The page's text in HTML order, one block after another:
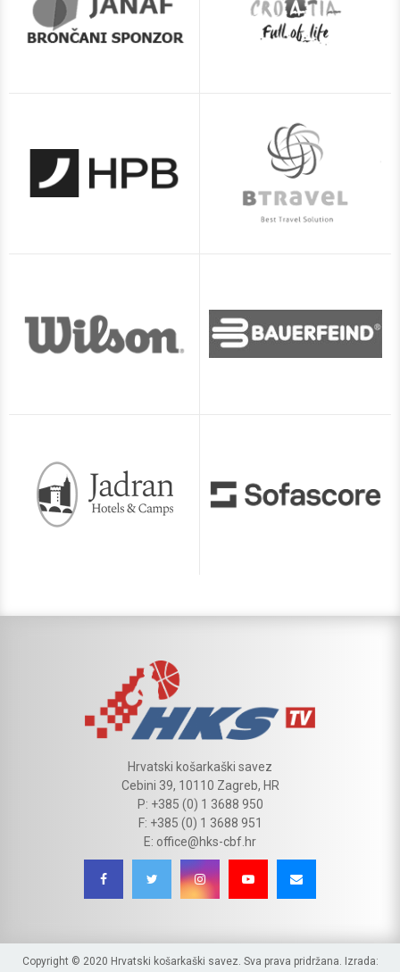
Hrvatski košarkaški savez
Cebini 39, 10110 Zagreb, HR
P: +385 (0) 1 3688 950
F: +385 (0) 1 3688 951
E: office@hks-cbf.hr
Copyright © 2020 Hrvatski košarkaški savez. Sva prava pridržana. Izrada: